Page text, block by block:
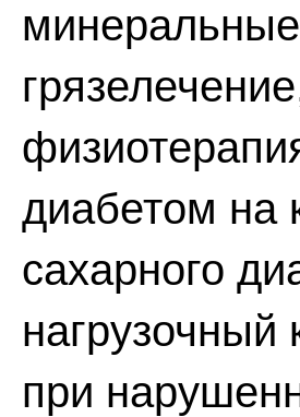
диабетом на
сахарного
при